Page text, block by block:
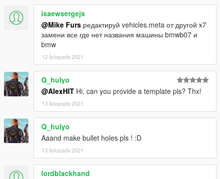
isaewsergejs
@Mike Furs редактируй vehicles.meta от другой x7
замени все где нет названия машины bmwb07 и
bmw
12 listopada 2021
Q_hulyo
@AlexHIT Hi, can you provide a template pls? Thx!
13 listopada 2021
Q_hulyo
Aaand make bullet holes pls ! :D
13 listopada 2021
lordblackhand